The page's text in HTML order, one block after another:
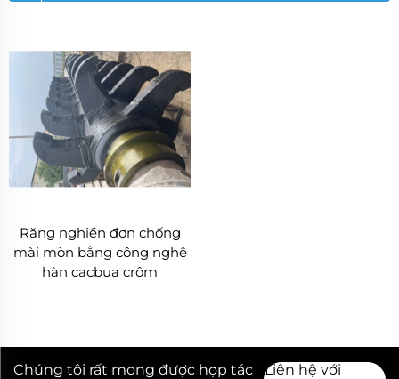
Răng nghiền đơn chống
mài mòn bằng công nghệ
hàn cacbua crôm
Chúng tôi rất mong được hợp tác
Liên hệ với